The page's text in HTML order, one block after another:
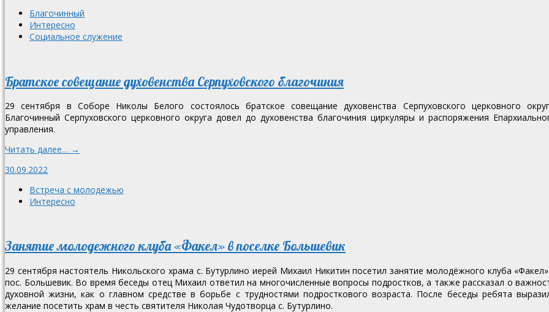
Благочинный
Интересно
Социальное служение
Братское совещание духовенства Серпуховского благочиния
29 сентября в Соборе Николы Белого состоялось братское совещание духовенства Серпуховского церковного
Благочинный Серпуховского церковного округа довел до духовенства благочиния циркуляры и распоряжения
управления.
Читать далее… →
30.09.2022
Встреча с молодежью
Интересно
Занятие молодежного клуба «Факел» в поселке Большевик
29 сентября настоятель Никольского храма с. Бутурлино иерей Михаил Никитин посетил занятие молодёжного клуба
пос. Большевик. Во время беседы отец Михаил ответил на многочисленные вопросы подростков, а также рассказал о
духовной жизни, как о главном средстве в борьбе с трудностями подросткового возраста. После беседы ребята
желание посетить храм в честь святителя Николая Чудотворца с. Бутурлино.